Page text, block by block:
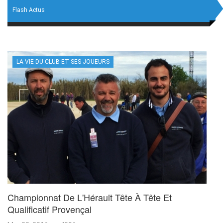
Flash Actus
LA VIE DU CLUB ET SES JOUEURS
Championnat De L'Hérault Tête À Tête Et
Qualificatif Provençal